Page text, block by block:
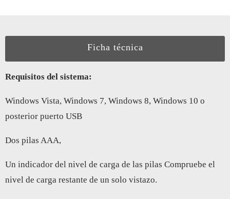
Ficha técnica
Requisitos del sistema:
Windows Vista, Windows 7, Windows 8, Windows 10 o
posterior puerto USB
Dos pilas AAA,
Un indicador del nivel de carga de las pilas Compruebe el
nivel de carga restante de un solo vistazo.